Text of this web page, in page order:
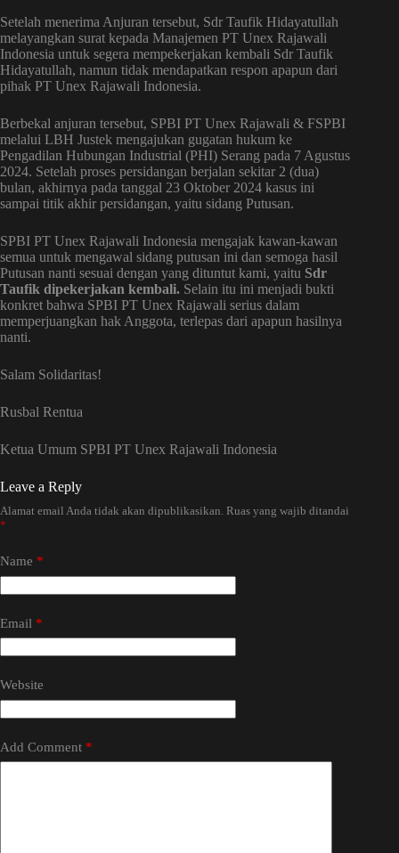
Setelah menerima Anjuran tersebut, Sdr Taufik Hidayatullah
melayangkan surat kepada Manajemen PT Unex Rajawali
Indonesia untuk segera mempekerjakan kembali Sdr Taufik
Hidayatullah, namun tidak mendapatkan respon apapun dari
pihak PT Unex Rajawali Indonesia.
Berbekal anjuran tersebut, SPBI PT Unex Rajawali & FSPBI
melalui LBH Justek mengajukan gugatan hukum ke
Pengadilan Hubungan Industrial (PHI) Serang pada 7 Agustus
2024. Setelah proses persidangan berjalan sekitar 2 (dua)
bulan, akhirnya pada tanggal 23 Oktober 2024 kasus ini
sampai titik akhir persidangan, yaitu sidang Putusan.
SPBI PT Unex Rajawali Indonesia mengajak kawan-kawan
semua untuk mengawal sidang putusan ini dan semoga hasil
Putusan nanti sesuai dengan yang dituntut kami, yaitu Sdr
Taufik dipekerjakan kembali. Selain itu ini menjadi bukti
konkret bahwa SPBI PT Unex Rajawali serius dalam
memperjuangkan hak Anggota, terlepas dari apapun hasilnya
nanti.
Salam Solidaritas!
Rusbal Rentua
Ketua Umum SPBI PT Unex Rajawali Indonesia
Leave a Reply
Alamat email Anda tidak akan dipublikasikan. Ruas yang wajib ditandai
*
Name *
Email *
Website
Add Comment *